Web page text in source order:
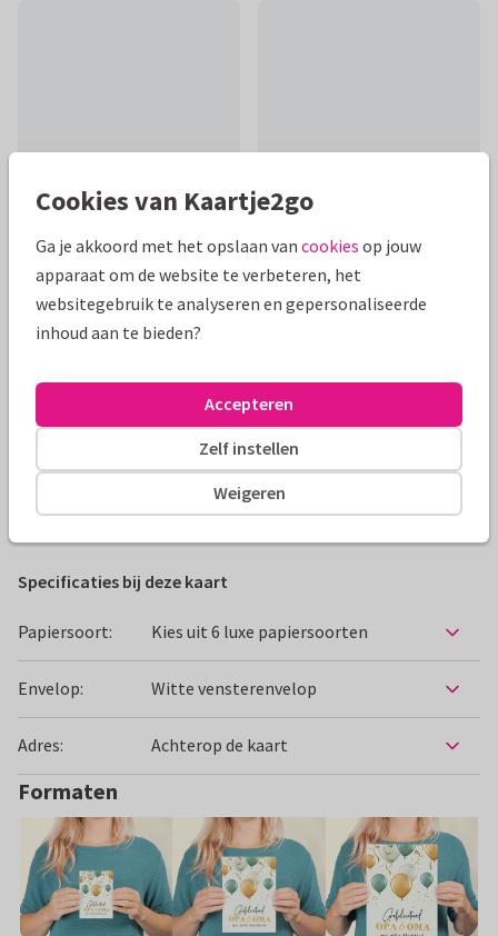
Productinformatie
Een felicitatiekaart om opa en oma te feliciteren met (de
Alle kaarten zijn helemaal naar wens aan te passen
Felicitatiekaarten Paperhugs - by Lidy Geboorte
Specificaties bij deze kaart
Papiersoort: Kies uit 6 luxe papiersoorten
Envelop: Witte vensterenvelop
Adres: Achterop de kaart
Formaten
Cookies van Kaartje2go
Ga je akkoord met het opslaan van cookies op jouw
apparaat om de website te verbeteren, het
websitegebruik te analyseren en gepersonaliseerde
inhoud aan te bieden?
Weigeren
Zelf instellen
Accepteren